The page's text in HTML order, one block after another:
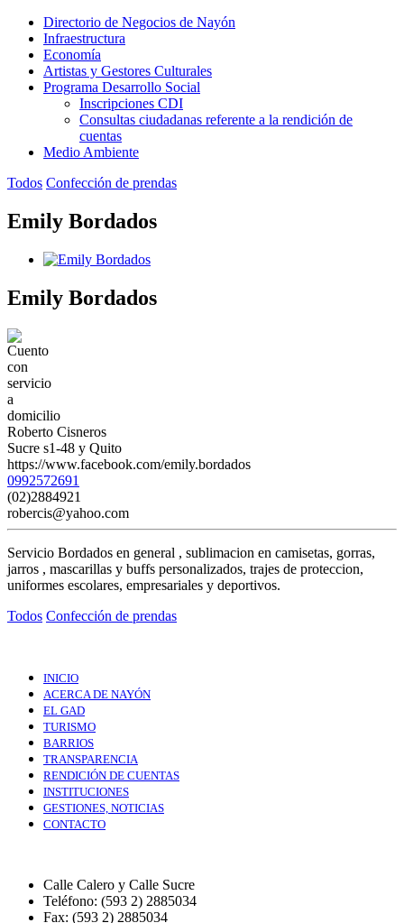
Directorio de Negocios de Nayón
Infraestructura
Economía
Artistas y Gestores Culturales
Programa Desarrollo Social
Inscripciones CDI
Consultas ciudadanas referente a la rendición de
cuentas
Medio Ambiente
Todos Confección de prendas
Emily Bordados
Emily Bordados
Roberto Cisneros
Sucre s1-48 y Quito
https://www.facebook.com/emily.bordados
0992572691
(02)2884921
robercis@yahoo.com
Servicio Bordados en general , sublimacion en camisetas, gorras,
jarros , mascarillas y buffs personalizados, trajes de proteccion,
uniformes escolares, empresariales y deportivos.
Todos Confección de prendas
INICIO
ACERCA DE NAYÓN
EL GAD
TURISMO
BARRIOS
TRANSPARENCIA
RENDICIÓN DE CUENTAS
INSTITUCIONES
GESTIONES, NOTICIAS
CONTACTO
Calle Calero y Calle Sucre
Teléfono: (593 2) 2885034
Fax: (593 2) 2885034